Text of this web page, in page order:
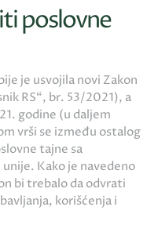
poslovne
je usvojila novi Zakon
RS“, br. 53/2021), a
godine (u daljem
vrši se između ostalog
tajne sa
Kako je navedeno
bi trebalo da odvrati
korišćenja i